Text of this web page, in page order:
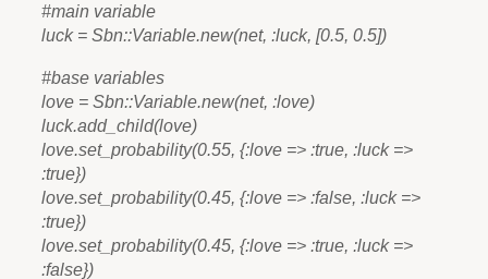
#main variable
luck = Sbn::Variable.new(net, :luck, [0.5, 0.5])
#base variables
love = Sbn::Variable.new(net, :love)
luck.add_child(love)
love.set_probability(0.55, {:love => :true, :luck =>
:true})
love.set_probability(0.45, {:love => :false, :luck =>
:true})
love.set_probability(0.45, {:love => :true, :luck =>
:false})